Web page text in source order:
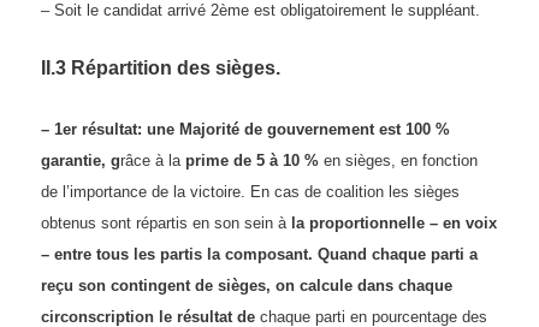
– Soit le candidat arrivé 2ème est obligatoirement le suppléant.
II.3 Répartition des sièges.
– 1er résultat: une Majorité de gouvernement est 100 %
garantie,grâce à laprime de 5 à 10 % ensièges, en fonction
de l’importance de la victoire. En cas de coalition les sièges
obtenus sont répartis en son sein à la proportionnelle – en voix
– entre tous les partis la composant. Quand chaque parti a
reçu son contingent de sièges,on calculedans chaque
circonscription le résultat de chaque partien pourcentage des